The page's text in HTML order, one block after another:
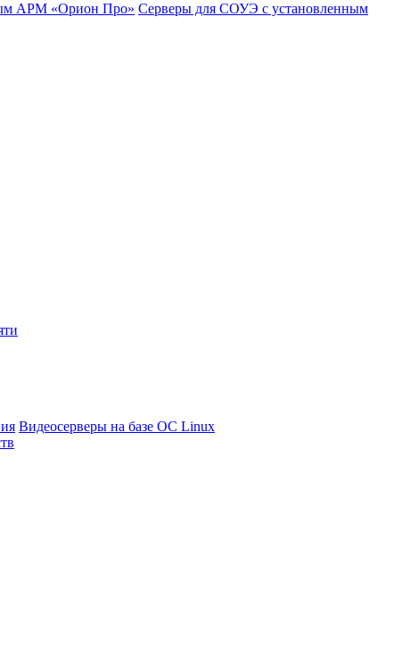
АРМ «Орион Про» Серверы для СОУЭ с установленным
Видеосерверы на базе ОС Linux